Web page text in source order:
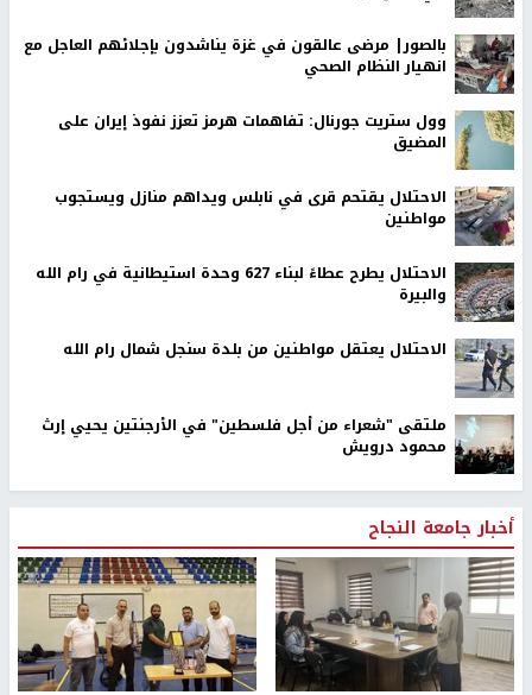
بالصور| مرضى عالقون في غزة يناشدون بإجلائهم العاجل مع
انهيار النظام الصحي
وول ستريت جورنال: تفاهمات هرمز تعزز نفوذ إيران على
المضيق
الاحتلال يقتحم قرى في نابلس ويداهم منازل ويستجوب
مواطنين
الاحتلال يطرح عطاءً لبناء 627 وحدة استيطانية في رام الله
والبيرة
الاحتلال يعتقل مواطنين من بلدة سنجل شمال رام الله
ملتقى "شعراء من أجل فلسطين" في الأرجنتين يحيي إرث
محمود درويش
أخبار جامعة النجاح